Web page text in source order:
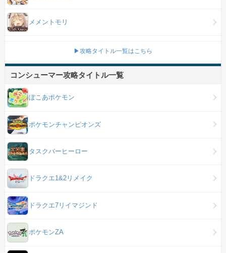
メメントモリ
▶攻略タイトル一覧はこちら
コンシューマー攻略タイトル一覧
ぽこあポケモン
ポケモンチャンピオンズ
タスクバーヒーロー
ドラクエ1&2リメイク
ドラクエ7リイマジンド
ポケモンZA